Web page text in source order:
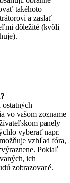
takéhoto
a zaslať
dôležité (kvôli
vo vašom zozname
panely
vyberať napr.
vzhľad fóra,
Pokiaľ
ich
zobrazované.